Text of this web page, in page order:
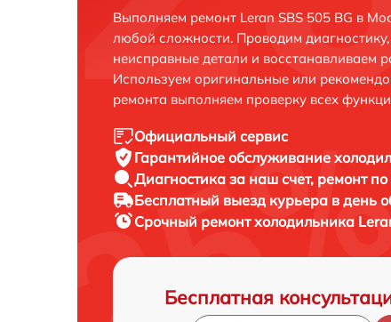
Выполняем ремонт Leran SBS 505 BG в
любой сложности. Проводим
неисправные детали и восстанавливаем
Используем оригинальные или
ремонта выполняем проверку всех
Официальный сервис
Гарантийное обслуживание
Диагностика за наш счет, ремонт
Бесплатный выезд курьера в день
Срочный ремонтхолодильника
Бесплатная